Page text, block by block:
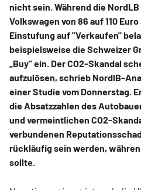
nicht sein. Während die
Volkswagen von 86 auf 110
Einstufung auf "Verkaufen"
beispielsweise die Schweizer
„Buy“ ein. Der CO2-Skandal
aufzulösen, schrieb NordlB-
einer Studie vom Donnerstag.
die Absatzzahlen des
und vermeintlichen CO2-
verbundenen
rückläufig sein werden,
sollte.